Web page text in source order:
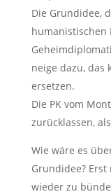
Die Grundidee,
humanistischen
neige dazu, das
ersetzen.
Die PK vom
zurücklassen,
Wie wäre es
Grundidee? Erst
wieder zu